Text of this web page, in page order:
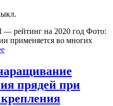
— рейтинг на 2020 год Фото:
применяется во многих
прядей при